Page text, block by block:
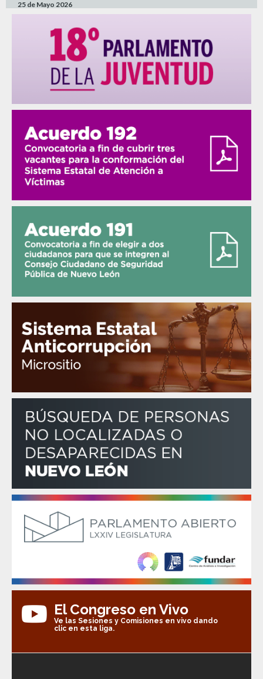
25 de Mayo 2026
25 de Mayo 2026
LEY DE CIENCIA, TECNOLOGÍA E INNOVACIÓN DEL ESTADO DE NUEVO
22 de Mayo 2026
LEY DE MOVILIDAD SOSTENIBLE, DE ACCESIBILIDAD Y SEGURIDAD VIAL
22 de Mayo 2026
DE NUEVO LEÓN TEXTO ORIGINAL
20 de Mayo 2026
LEY PARA PREVENIR Y ELIMINAR LA DISCRIMINACIÓN EN EL ESTADO DE
NUEVO LEÓN
4 de Mayo 2026
4 de Mayo 2026
El Congreso en Vivo
Ve las Sesiones y Comisiones en vivo dando
clic en esta liga.